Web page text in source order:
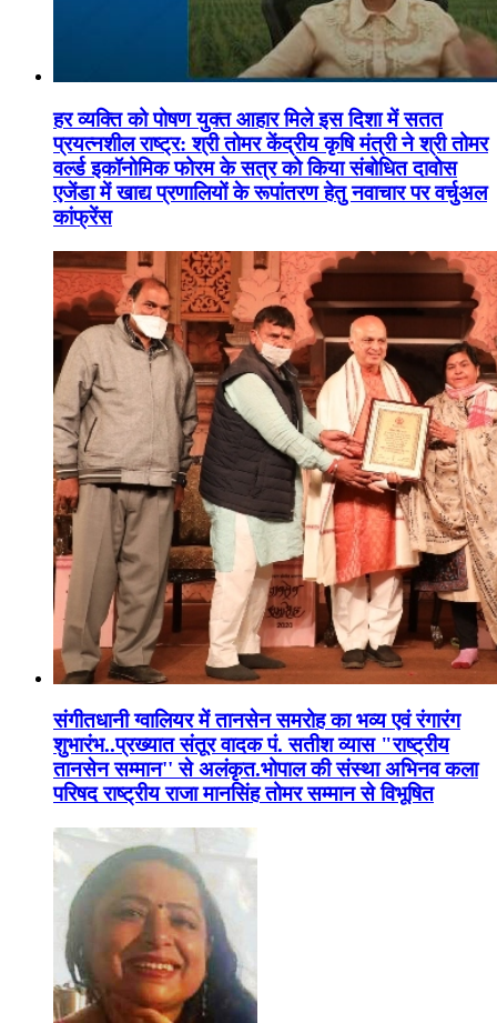
हर व्यक्ति को पोषण युक्त आहार मिले इस दिशा में सतत
प्रयत्नशील राष्ट्र: श्री तोमर केंद्रीय कृषि मंत्री ने श्री तोमर
वर्ल्ड इकॉनोमिक फोरम के सत्र को किया संबोधित दावोस
एजेंडा में खाद्य प्रणालियों के रूपांतरण हेतु नवाचार पर वर्चुअल
कांफ्रेंस
संगीतधानी ग्वालियर में तानसेन समरोह का भव्य एवं रंगारंग
शुभारंभ..प्रख्यात संतूर वादक पं. सतीश व्यास "राष्ट्रीय
तानसेन सम्मान'' से अलंकृत.भोपाल की संस्था अभिनव कला
परिषद राष्ट्रीय राजा मानसिंह तोमर सम्मान से विभूषित